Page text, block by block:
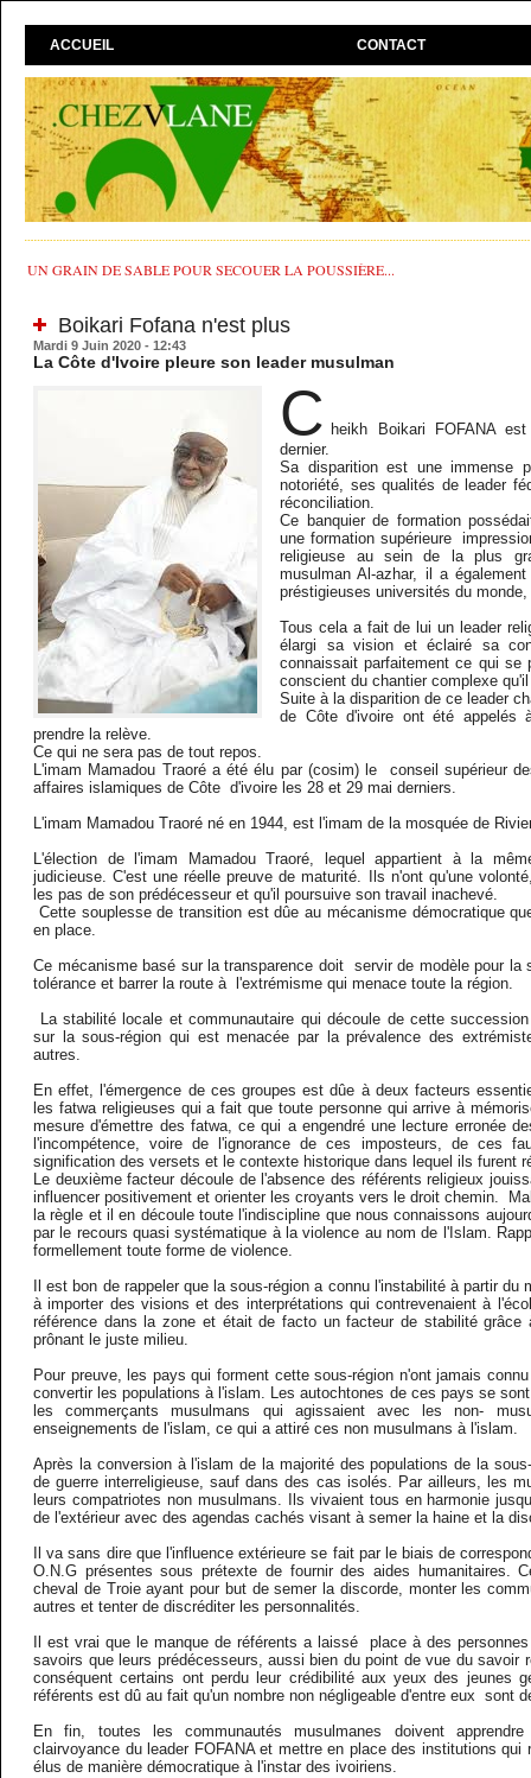
ACCUEIL CONTACT
UN GRAIN DE SABLE POUR SECOUER LA POUSSIÈRE...
Boikari Fofana n'est plus
Mardi 9 Juin 2020 - 12:43
La Côte d'Ivoire pleure son leader musulman
C heikh Boikari FOFANA
dernier.
Sa disparition est une immense
notoriété, ses qualités de leader
réconciliation.
Ce banquier de formation
une formation supérieure
religieuse au sein de la plus
musulman Al-azhar, il a
préstigieuses universités du
Tous cela a fait de lui un leader
élargi sa vision et éclairé sa
connaissait parfaitement ce qui
conscient du chantier complexe
Suite à la disparition de ce leader
de Côte d'ivoire ont été appelés
prendre la relève.
Ce qui ne sera pas de tout repos.
L'imam Mamadou Traoré a été élu par (cosim) le conseil supérieur
affaires islamiques de Côte d'ivoire les 28 et 29 mai derniers.
L'imam Mamadou Traoré né en 1944, est l'imam de la mosquée de
L'élection de l'imam Mamadou Traoré, lequel appartient à la
judicieuse. C'est une réelle preuve de maturité. Ils n'ont qu'une
les pas de son prédécesseur et qu'il poursuive son travail inachevé.
Cette souplesse de transition est dûe au mécanisme démocratique
en place.
Ce mécanisme basé sur la transparence doit servir de modèle pour la
tolérance et barrer la route à l'extrémisme qui menace toute la région.
La stabilité locale et communautaire qui découle de cette
sur la sous-région qui est menacée par la prévalence des
autres.
En effet, l'émergence de ces groupes est dûe à deux facteurs
les fatwa religieuses qui a fait que toute personne qui arrive à
mesure d'émettre des fatwa, ce qui a engendré une lecture erronée
l'incompétence, voire de l'ignorance de ces imposteurs, de ces
signification des versets et le contexte historique dans lequel ils furent
Le deuxième facteur découle de l'absence des référents religieux
influencer positivement et orienter les croyants vers le droit chemin.
la règle et il en découle toute l'indiscipline que nous connaissons
par le recours quasi systématique à la violence au nom de l'Islam.
formellement toute forme de violence.
Il est bon de rappeler que la sous-région a connu l'instabilité à partir du
à importer des visions et des interprétations qui contrevenaient à
référence dans la zone et était de facto un facteur de stabilité
prônant le juste milieu.
Pour preuve, les pays qui forment cette sous-région n'ont jamais
convertir les populations à l'islam. Les autochtones de ces pays se
les commerçants musulmans qui agissaient avec les non-
enseignements de l'islam, ce qui a attiré ces non musulmans à l'islam.
Après la conversion à l'islam de la majorité des populations de la
de guerre interreligieuse, sauf dans des cas isolés. Par ailleurs, les
leurs compatriotes non musulmans. Ils vivaient tous en harmonie
de l'extérieur avec des agendas cachés visant à semer la haine et la
Il va sans dire que l'influence extérieure se fait par le biais de
O.N.G présentes sous prétexte de fournir des aides humanitaires.
cheval de Troie ayant pour but de semer la discorde, monter les
autres et tenter de discréditer les personnalités.
Il est vrai que le manque de référents a laissé place à des
savoirs que leurs prédécesseurs, aussi bien du point de vue du savoir
conséquent certains ont perdu leur crédibilité aux yeux des jeunes
référents est dû au fait qu'un nombre non négligeable d'entre eux sont
En fin, toutes les communautés musulmanes doivent
clairvoyance du leader FOFANA et mettre en place des institutions qui
élus de manière démocratique à l'instar des ivoiriens.